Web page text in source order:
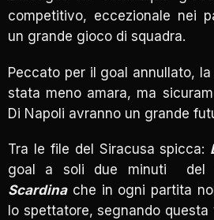
competitivo, eccezionale nei
un grande gioco di squadra.
Peccato per il goal annullato,
stata meno amara, ma
Di Napoli avranno un grande
Tra le file del Siracusa spicca:
goal a soli due minuti del
Scardinache in ogni partita
lo spettatore, segnando